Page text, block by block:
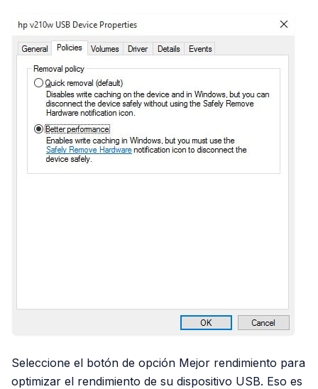
Seleccione el botón de opción Mejor rendimiento para
optimizar el rendimiento de su dispositivo USB. Eso es